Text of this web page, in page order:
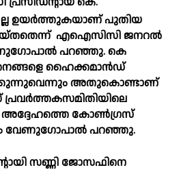
ഉയര്‍ത്തുകയാണ് പുതിയ
എഐസിസി ജനറല്‍
പറഞ്ഞു. കെ
ഹൈക്കമാന്‍ഡ്
അതുകൊണ്ടാണ്
അദ്ദേഹത്തെ കോണ്‍ഗ്രസ്
വേണുഗോപാല്‍ പറഞ്ഞു.
സണ്ണി ജോസഫിനെ